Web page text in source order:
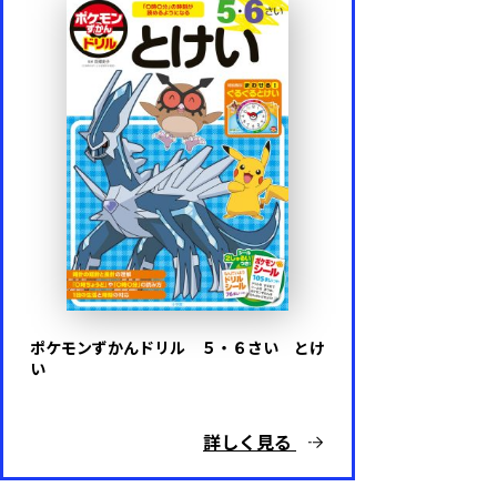
ポケモンずかんドリル ５・６さい とけ
い
詳しく見る